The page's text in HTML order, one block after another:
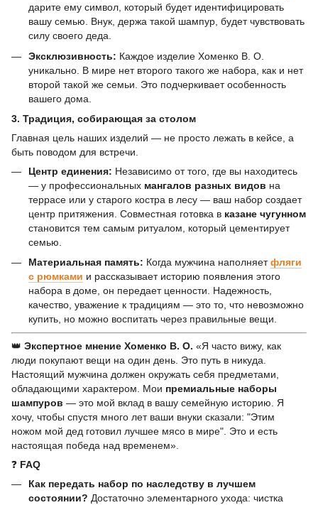
дарите ему символ, который будет идентифицировать
вашу семью. Внук, держа такой шампур, будет чувствовать
силу своего деда.
Эксклюзивность: Каждое изделие Хоменко В. О.
уникально. В мире нет второго такого же набора, как и нет
второй такой же семьи. Это подчеркивает особенность
вашего дома.
3. Традиция, собирающая за столом
Главная цель наших изделий — не просто лежать в кейсе, а
быть поводом для встречи.
Центр единения: Независимо от того, где вы находитесь
— у профессиональных мангалов разных видов на
террасе или у старого костра в лесу — ваш набор создает
центр притяжения. Совместная готовка в казане чугунном
становится тем самым ритуалом, который цементирует
семью.
Материальная память: Когда мужчина наполняетфляги
с рюмками и рассказывает историю появления этого
набора в доме, он передает ценности. Надежность,
качество, уважение к традициям — это то, что невозможно
купить, но можно воспитать через правильные вещи.
👑 Экспертное мнение Хоменко В. О. «Я часто вижу, как
люди покупают вещи на один день. Это путь в никуда.
Настоящий мужчина должен окружать себя предметами,
обладающими характером. Мои премиальные наборы
шампуров — это мой вклад в вашу семейную историю. Я
хочу, чтобы спустя много лет ваши внуки сказали: "Этим
ножом мой дед готовил лучшее мясо в мире". Это и есть
настоящая победа над временем».
❓ FAQ
Как передать набор по наследству в лучшем
состоянии? Достаточно элементарного ухода: чистка